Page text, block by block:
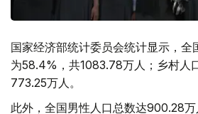
国家经济部统计委员会统计显示，全
为58.4%，共1083.78万人；乡村人
773.25万人。
此外，全国男性人口总数达900.28